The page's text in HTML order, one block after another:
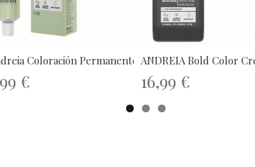
Coloración Permanente Sin...
€
ANDREIA Bold Color
16,99 €